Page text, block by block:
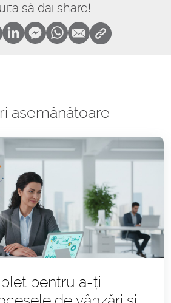
să dai share!
asemănătoare
pentru a-ți